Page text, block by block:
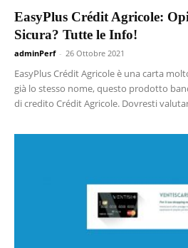
EasyPlus Crédit Agricole:
Sicura? Tutte le Info!
adminPerf - 26 Ottobre 2021
EasyPlus Crédit Agricole è una carta
già lo stesso nome, questo prodotto
di credito Crédit Agricole. Dovresti